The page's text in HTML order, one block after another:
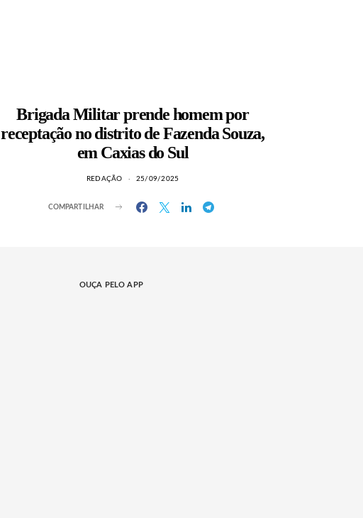
Brigada Militar prende homem por
receptação no distrito de Fazenda Souza,
em Caxias do Sul
REDAÇÃO 25/09/2025
COMPARTILHAR
OUÇA PELO APP